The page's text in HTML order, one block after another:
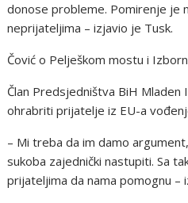
donose probleme. Pomirenje je
neprijateljima – izjavio je Tusk.
Čović o Pelješkom mostu i
Član Predsjedništva BiH
ohrabriti prijatelje iz EU-a
– Mi treba da im damo
sukoba zajednički nastupiti. Sa
prijateljima da nama pomognu –